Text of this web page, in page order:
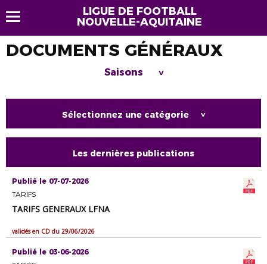
LIGUE DE FOOTBALL
NOUVELLE-AQUITAINE
DOCUMENTS GÉNÉRAUX
Saisons >
Sélectionnez une catégorie >
Les dernières publications
Publié le 07-07-2026
TARIFS
TARIFS GENERAUX LFNA
validés en CD du 29/06/2026
Publié le 03-06-2026